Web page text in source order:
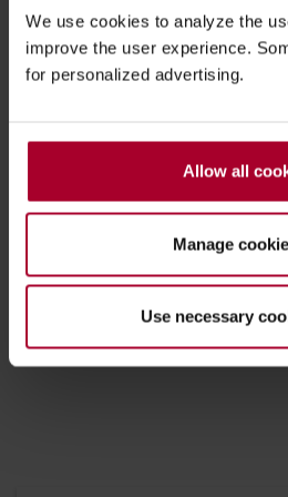
We use cookies to analyze the
improve the user experience.
for personalized advertising.
Allow all
Manage
Use necessary
bij uw bekabeling. Daarnaast
gestructureerde
hoogste standaarden voor
passieve componenten:
- Microgolf
-Overspanningsbeveiling
- Draad & kabel
- Gestructureerde